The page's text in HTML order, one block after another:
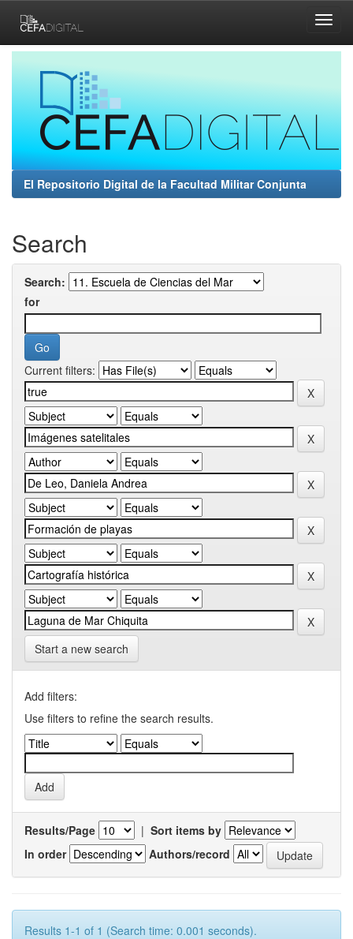
navigation
El Repositorio Digital de la Facultad Militar Conjunta
Search
Search:
for
Current filters:
Start a new search
Add filters:
Use filters to refine the search results.
Results/Page | Sort items by
In order
Authors/record
Results 1-1 of 1 (Search time: 0.001 seconds).